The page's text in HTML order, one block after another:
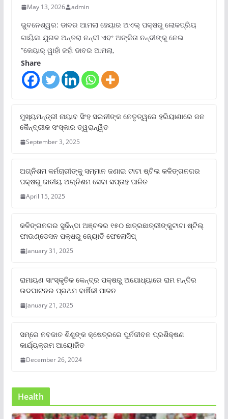
May 13, 2026 admin
ଭୁବନେଶ୍ୱର: ଡାବର ଆମଲା ହେୟାର ଅଏଲ୍ ପକ୍ଷରୁ ଲୋକପ୍ରିୟ
ଗାୟିକା ଯୁଗଳ ଅନ୍ତରା ନନ୍ଦୀ ଏବଂ ଅଙ୍କିତା ନନ୍ଦୀଙ୍କୁ ନେଇ
“କେୟାର୍ ୱାହାଁ ଜହାଁ ଡାବର ଆମଲା,
Share
ମୁଖ୍ୟମନ୍ତ୍ରୀ ନାୟାବ ସିଂହ ସଇନୀଙ୍କ ନେତୃତ୍ୱରେ ହରିୟାଣାରେ ଜନ
କୈନ୍ଦ୍ରୀକ ସଂସ୍କାର ତ୍ୱରାନ୍ୱିତ
September 3, 2025
ଅଗ୍ନିଶମ କର୍ମଚାରୀଙ୍କୁ ସମ୍ମାନ ଜଣାଇ ଟାଟା ଷ୍ଟିଲ କଳିଙ୍ଗନଗର
ପକ୍ଷରୁ ଜାତୀୟ ଅଗ୍ନିଶମ ସେବା ସପ୍ତାହ ପାଳିତ
April 15, 2025
କଳିଙ୍ଗନଗର ସୁକିନ୍ଦା ଅଞ୍ଚଳର ୧୫୦ ଛାତ୍ରଛାତ୍ରୀଙ୍କୁଟାଟା ଷ୍ଟିଲ୍
ଫାଉଣ୍ଡେସନ ପକ୍ଷରୁ ଜ୍ୟୋତି ଫେଲୋସିପ୍‌
January 31, 2025
ରାମାୟଣ ସାଂସ୍କୃତିକ କେନ୍ଦ୍ର ପକ୍ଷରୁ ଅଯୋଧ୍ୟାରେ ରାମ ମନ୍ଦିର
ଉଦଘାଟନର ପ୍ରଥମ ବାର୍ଷିକୀ ପାଳନ
January 21, 2025
ସମ୍‌ରେ ନବଜାତ ଶିଶୁଙ୍କ କ୍ଷେତ୍ରରେ ପୁର୍ନଜୀବନ ପ୍ରଶିକ୍ଷଣ
କାର୍ଯ୍ୟକ୍ରମ ଆୟୋଜିତ
December 26, 2024
Health